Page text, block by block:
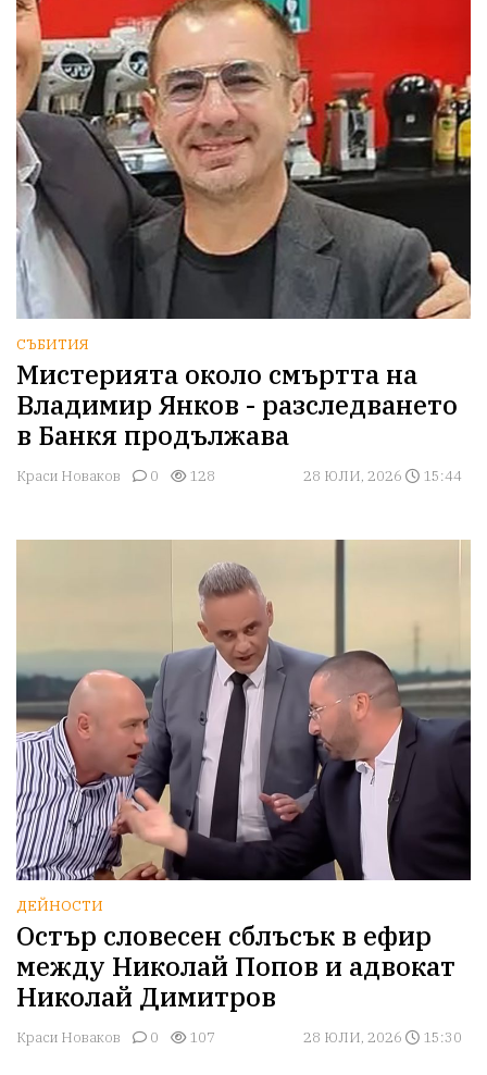
СЪБИТИЯ
Мистерията около смъртта на
Владимир Янков - разследването
в Банкя продължава
Краси Новаков 0 128 28 ЮЛИ, 2026 15:44
ДЕЙНОСТИ
Остър словесен сблъсък в ефир
между Николай Попов и адвокат
Николай Димитров
Краси Новаков 0 107 28 ЮЛИ, 2026 15:30